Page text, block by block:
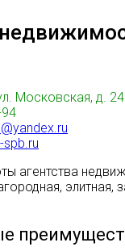
Московская, д. 24
агентства
элитная,